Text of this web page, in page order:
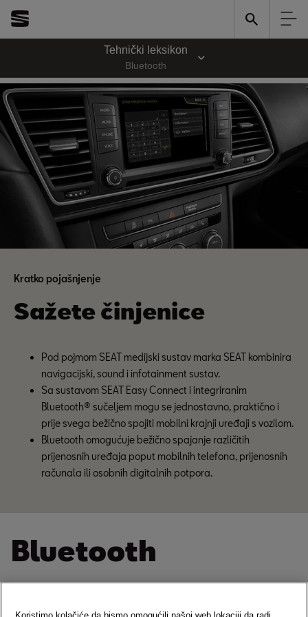
Tehnički leksikon
Bluetooth
Kratko pojašnjenje
Sažete činjenice
Pod pojmom SEAT medijski sustav marka SEAT kombinira
navigacijski, sound i infotainment sustav.
Sa sustavom SEAT Easy Connect i integriranim
Bluetooth® sučeljem mogu se jednostavno, praktično i
prije svega bežično spojiti mobilni krajnji uređaji s vozilom.
Bluetooth omogućuje bežično spajanje različitih
prijenosnih uređaja poput mobilnih telefona, prijenosnih
računala ili osobnih digitalnih potpora.
Bluetooth
Bluetooth omogućuje bežično spajanje različitih